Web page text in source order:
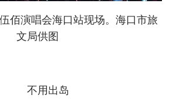
演唱会海口站现场。海口市旅
文局供图
不用出岛